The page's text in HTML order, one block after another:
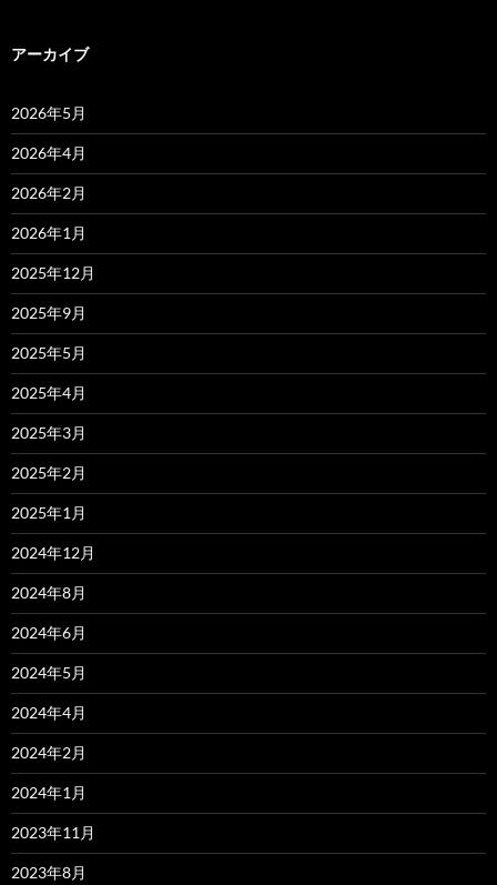
アーカイブ
2026年5月
2026年4月
2026年2月
2026年1月
2025年12月
2025年9月
2025年5月
2025年4月
2025年3月
2025年2月
2025年1月
2024年12月
2024年8月
2024年6月
2024年5月
2024年4月
2024年2月
2024年1月
2023年11月
2023年8月